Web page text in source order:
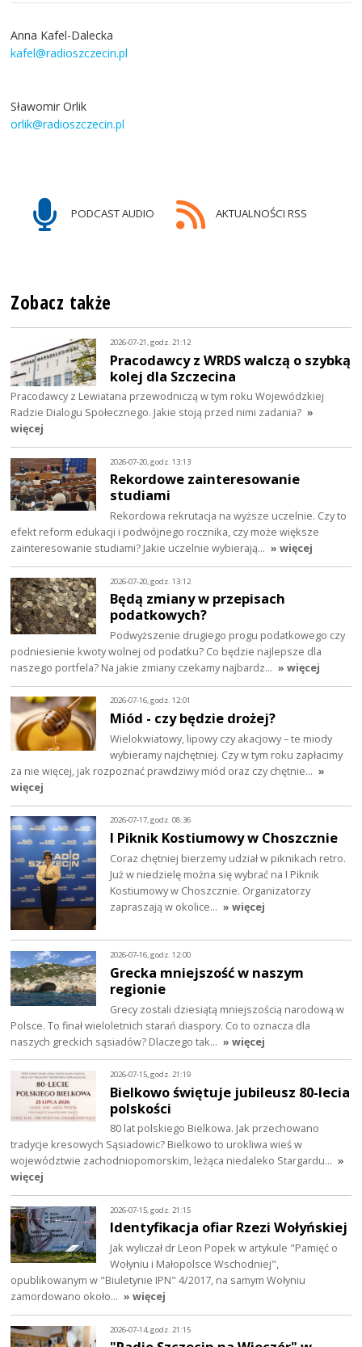
Anna Kafel-Dalecka
kafel@radioszczecin.pl
Sławomir Orlik
orlik@radioszczecin.pl
PODCAST AUDIO AKTUALNOŚCI RSS
Zobacz także
2026-07-21, godz. 21:12
Pracodawcy z WRDS walczą o szybką
kolej dla Szczecina
Pracodawcy z Lewiatana przewodniczą w tym roku Wojewódzkiej
Radzie Dialogu Społecznego. Jakie stoją przed nimi zadania? »
więcej
2026-07-20, godz. 13:13
Rekordowe zainteresowanie
studiami
Rekordowa rekrutacja na wyższe uczelnie. Czy to
efekt reform edukacji i podwójnego rocznika, czy może większe
zainteresowanie studiami? Jakie uczelnie wybierają… » więcej
2026-07-20, godz. 13:12
Będą zmiany w przepisach
podatkowych?
Podwyższenie drugiego progu podatkowego czy
podniesienie kwoty wolnej od podatku? Co będzie najlepsze dla
naszego portfela? Na jakie zmiany czekamy najbardz… » więcej
2026-07-16, godz. 12:01
Miód - czy będzie drożej?
Wielokwiatowy, lipowy czy akacjowy – te miody
wybieramy najchętniej. Czy w tym roku zapłacimy
za nie więcej, jak rozpoznać prawdziwy miód oraz czy chętnie… »
więcej
2026-07-17, godz. 08:36
I Piknik Kostiumowy w Choszcznie
Coraz chętniej bierzemy udział w piknikach retro.
Już w niedzielę można się wybrać na I Piknik
Kostiumowy w Choszcznie. Organizatorzy
zapraszają w okolice… » więcej
2026-07-16, godz. 12:00
Grecka mniejszość w naszym
regionie
Grecy zostali dziesiątą mniejszością narodową w
Polsce. To finał wieloletnich starań diaspory. Co to oznacza dla
naszych greckich sąsiadów? Dlaczego tak… » więcej
2026-07-15, godz. 21:19
Bielkowo świętuje jubileusz 80-lecia
polskości
80 lat polskiego Bielkowa. Jak przechowano
tradycje kresowych Sąsiadowic? Bielkowo to urokliwa wieś w
województwie zachodniopomorskim, leżąca niedaleko Stargardu… »
więcej
2026-07-15, godz. 21:15
Identyfikacja ofiar Rzezi Wołyńskiej
Jak wyliczał dr Leon Popek w artykule "Pamięć o
Wołyniu i Małopolsce Wschodniej",
opublikowanym w "Biuletynie IPN" 4/2017, na samym Wołyniu
zamordowano około… » więcej
2026-07-14, godz. 21:15